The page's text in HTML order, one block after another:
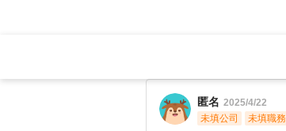
匿名 2025/4/22
未填公司
未填職務